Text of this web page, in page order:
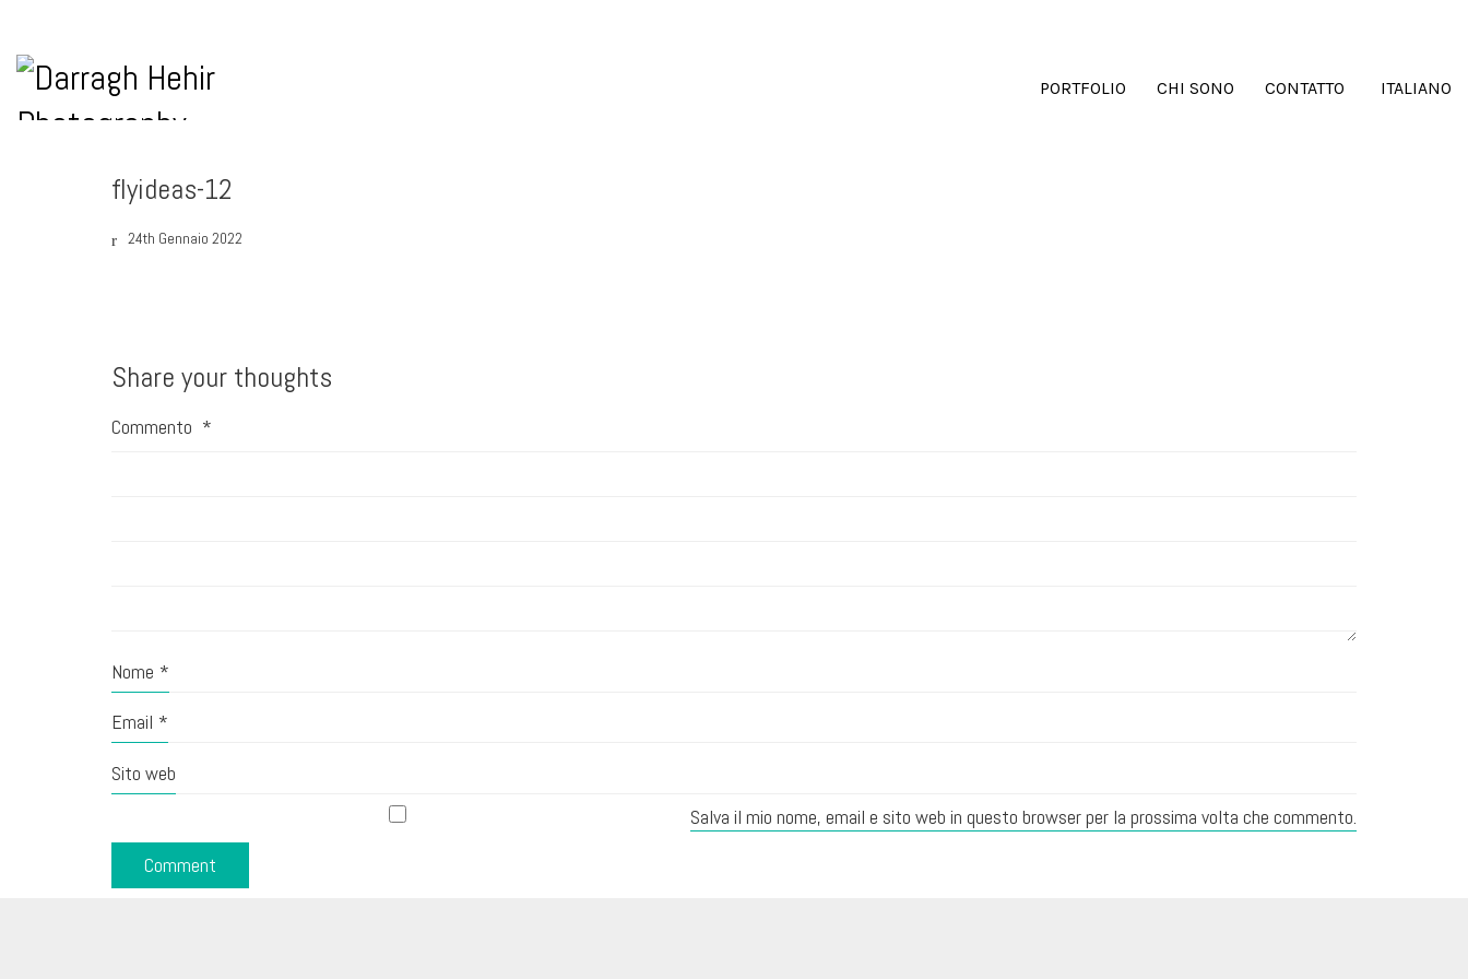
PORTFOLIO CHI SONO CONTATTO ITALIANO
flyideas-12
24th Gennaio 2022
Share your thoughts
Commento *
Nome *
Email *
Sito web
Salva il mio nome, email e sito web in questo browser per la prossima volta che commento.